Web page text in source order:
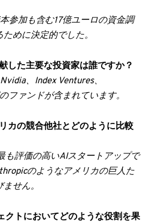
参加も含む17億ユーロの資金調
めに決定的でした。
した主要な投資家は誰ですか？
、Index Ventures、
ファンドが含まれています。
カの競合他社とどのように比較
も評価の高いAIスタートアップで
のようなアメリカの巨人た
せん。
トにおいてどのような役割を果